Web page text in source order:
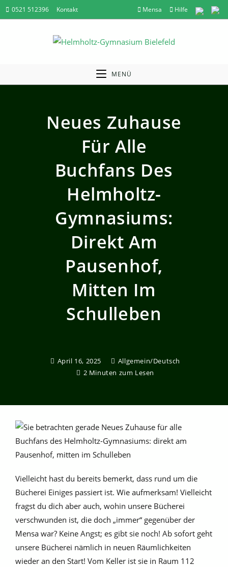
Zum
Inhalt
Mensa Hilfe
0521 512396 Kontakt
MENÜ
Neues Zuhause
Für Alle
Buchfans Des
Helmholtz-
Gymnasiums:
Direkt Am
Pausenhof,
Mitten Im
Schulleben
April 16, 2025 Allgemein/Deutsch
2 Minuten zum Lesen
Vielleicht hast du bereits bemerkt, dass rund um die
Bücherei Einiges passiert ist. Wie aufmerksam! Vielleicht
fragst du dich aber auch, wohin unsere Bücherei
verschwunden ist, die doch „immer“ gegenüber der
Mensa war? Keine Angst; es gibt sie noch! Ab sofort geht
unsere Bücherei nämlich in neuen Räumlichkeiten
wieder an den Start! Vom Keller ist sie in Raum 112